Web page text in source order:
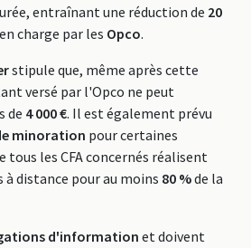
entraînant une réduction de 20
charge par les Opco.
stipule que, même après cette
versé par l'Opco ne peut
de 4 000 €. Il est également prévu
minoration pour certaines
les CFA concernés réalisent
distance pour au moins 80 %de la
d'informationet doivent